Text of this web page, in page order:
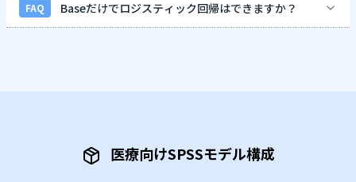
FAQ Baseだけでロジスティック回帰はできますか？
医療向けSPSSモデル構成